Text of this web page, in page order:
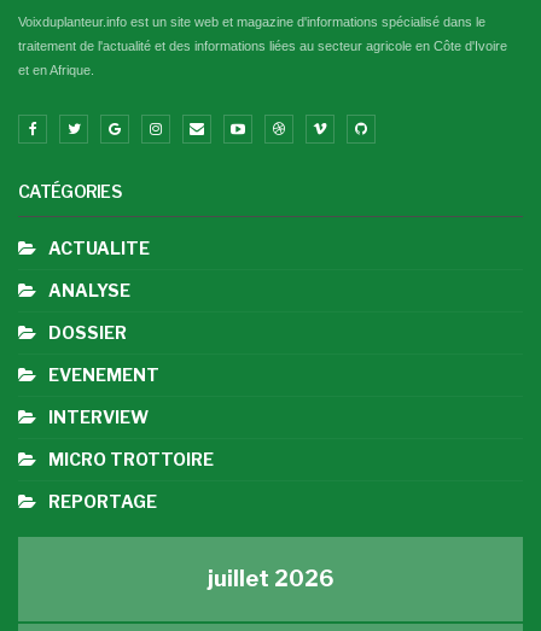
Voixduplanteur.info est un site web et magazine d'informations spécialisé dans le
traitement de l'actualité et des informations liées au secteur agricole en Côte d'Ivoire
et en Afrique.
CATÉGORIES
ACTUALITE
ANALYSE
DOSSIER
EVENEMENT
INTERVIEW
MICRO TROTTOIRE
REPORTAGE
juillet 2026